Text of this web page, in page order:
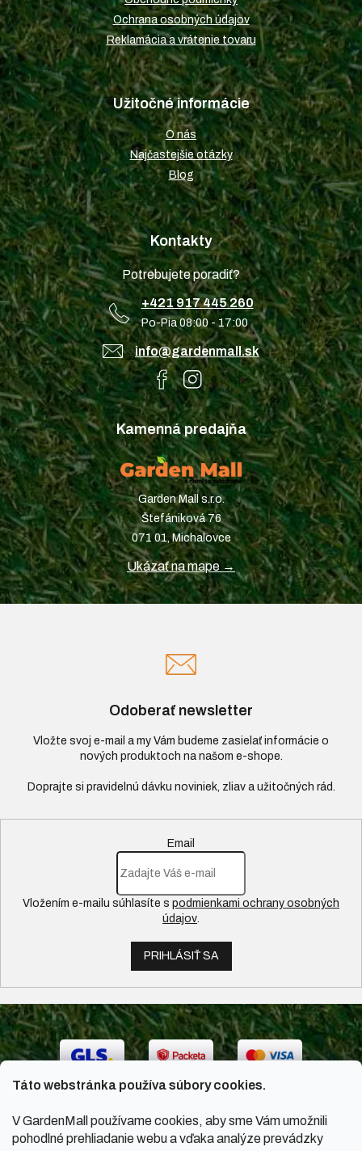
Táto webstránka používa súbory cookies.
V GardenMall používame cookies, aby sme Vám umožnili
pohodlné prehliadanie webu a vďaka analýze prevádzky
Ochrana osobných údajov
Reklamácia a vrátenie tovaru
Užitočné informácie
O nás
Najčastejšie otázky
Blog
Kontakty
Potrebujete poradiť?
+421 917 445 260
Po-Pia 08:00 - 17:00
info@gardenmall.sk
Kamenná predajňa
Garden Mall s.r.o.
Štefániková 76
071 01, Michalovce
Ukázať na mape →
Odoberať newsletter
Vložte svoj e-mail a my Vám budeme zasielať informácie o
nových produktoch na našom e-shope.
Email
Vložením e-mailu súhlasíte s podmienkami ochrany osobných
údajov
PRIHLÁSIŤ SA